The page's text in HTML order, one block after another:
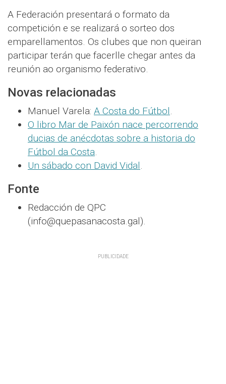
A Federación presentará o formato da
competición e se realizará o sorteo dos
emparellamentos. Os clubes que non queiran
participar terán que facerlle chegar antes da
reunión ao organismo federativo.
Novas relacionadas
Manuel Varela: A Costa do Fútbol.
O libro Mar de Paixón nace percorrendo
ducias de anécdotas sobre a historia do
Fútbol da Costa.
Un sábado con David Vidal.
Fonte
Redacción de QPC
(info@quepasanacosta.gal).